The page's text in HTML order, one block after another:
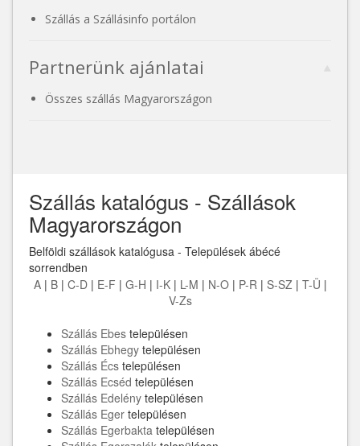
Szállás a Szállásinfo portálon
Partnerünk ajánlatai
Összes szállás Magyarországon
Szállás katalógus - Szállások
Magyarországon
Belföldi szállások katalógusa - Települések ábécé
sorrendben
A| B| C-D| E-F | G-H | I-K| L-M | N-O| P-R| S-SZ| T-Ü |
V-Zs
Szállás Ebes településen
Szállás Ebhegy településen
Szállás Écs településen
Szállás Ecséd településen
Szállás Edelény településen
Szállás Eger településen
Szállás Egerbakta településen